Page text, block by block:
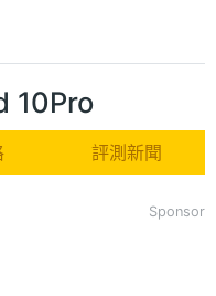
10Pro
評測新聞
Sponsor